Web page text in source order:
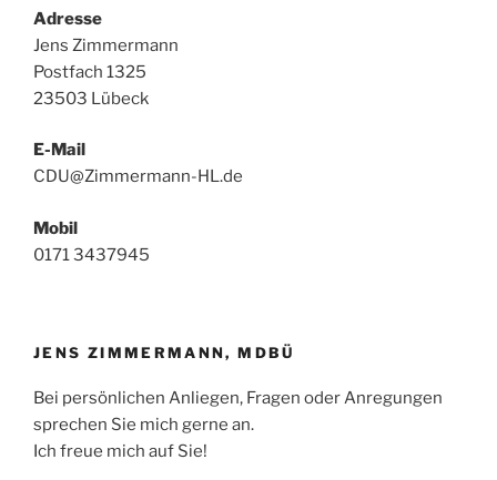
Adresse
Jens Zimmermann
Postfach 1325
23503 Lübeck
E-Mail
CDU@Zimmermann-HL.de
Mobil
0171 3437945
JENS ZIMMERMANN, MDBÜ
Bei persönlichen Anliegen, Fragen oder Anregungen
sprechen Sie mich gerne an.
Ich freue mich auf Sie!